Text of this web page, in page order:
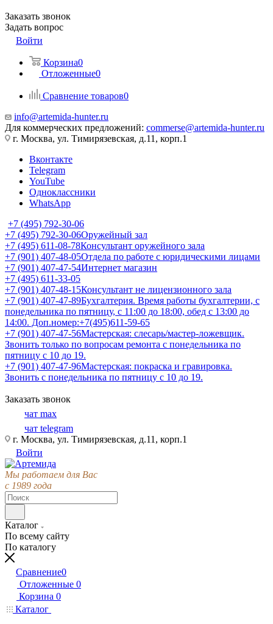
Заказать звонок
Задать вопрос
Войти
Корзина0
Отложенные0
Сравнение товаров0
info@artemida-hunter.ru
Для коммерческих предложений: commerse@artemida-hunter.ru
г. Москва, ул. Тимирязевская, д.11, корп.1
Вконтакте
Telegram
YouTube
Одноклассники
WhatsApp
+7 (495) 792-30-06
+7 (495) 792-30-06Оружейный зал
+7 (495) 611-08-78Консультант оружейного зала
+7 (901) 407-48-05Отдела по работе с юридическими лицами
+7 (901) 407-47-54Интернет магазин
+7 (495) 611-33-05
+7 (901) 407-48-15Консультант не лицензионного зала
+7 (901) 407-47-89Бухгалтерия. Время работы бухгалтерии, с
понедельника по пятницу, с 11:00 до 18:00, обед с 13:00 до
14:00. Доп.номер:+7(495)611-59-65
+7 (901) 407-47-56Мастерская: слесарь/мастер-ложевщик.
Звонить только по вопросам ремонта с понедельника по
пятницу с 10 до 19.
+7 (901) 407-47-96Мастерская: покраска и гравировка.
Звонить с понедельника по пятницу с 10 до 19.
Заказать звонок
чат max
чат telegram
г. Москва, ул. Тимирязевская, д.11, корп.1
Войти
Мы работаем для Вас
с 1989 года
Каталог
По всему сайту
По каталогу
Сравнение0
Отложенные 0
Корзина 0
Каталог